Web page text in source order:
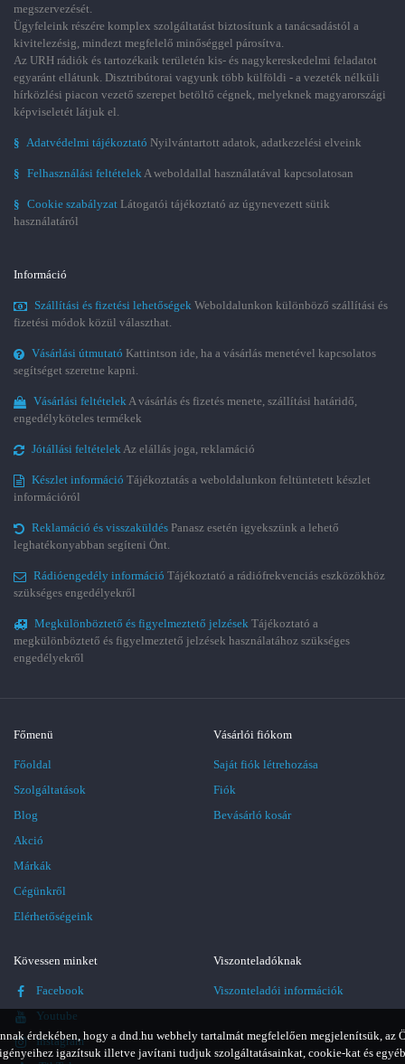
érdekében, hogy a dnd.hu webhely tartalmát megfelelően megjelenítsük, az
igényeihez igazítsuk illetve javítani tudjuk szolgáltatásainkat, cookie-kat és egyéb
megszervezését.
Ügyfeleink részére komplex szolgáltatást biztosítunk a tanácsadástól a
kivitelezésig, mindezt megfelelő minőséggel párosítva.
Az URH rádiók és tartozékaik területén kis- és nagykereskedelmi feladatot
egyaránt ellátunk. Disztribútorai vagyunk több külföldi - a vezeték nélküli
hírközlési piacon vezető szerepet betöltő cégnek, melyeknek magyarországi
képviseletét látjuk el.
§ Adatvédelmi tájékoztató Nyilvántartott adatok, adatkezelési elveink
§ Felhasználási feltételekA weboldallal használatával kapcsolatosan
§ Cookie szabályzat Látogatói tájékoztató az úgynevezett sütik
használatáról
Információ
Szállítási és fizetési lehetőségek Weboldalunkon különböző szállítási és
fizetési módok közül választhat.
Vásárlási útmutató Kattintson ide, ha a vásárlás menetével kapcsolatos
segítséget szeretne kapni.
Vásárlási feltételekA vásárlás és fizetés menete, szállítási határidő,
engedélyköteles termékek
Jótállási feltételekAz elállás joga, reklamáció
Készlet információ Tájékoztatás a weboldalunkon feltüntetett készlet
információról
Reklamáció és visszaküldés Panasz esetén igyekszünk a lehető
leghatékonyabban segíteni Önt.
Rádióengedély információ Tájékoztató a rádiófrekvenciás eszközökhöz
szükséges engedélyekről
Megkülönböztető és figyelmeztető jelzések Tájékoztató a
megkülönböztető és figyelmeztető jelzések használatához szükséges
engedélyekről
Főmenü
Főoldal
Szolgáltatások
Blog
Akció
Márkák
Cégünkről
Elérhetőségeink
Vásárlói fiókom
Saját fiók létrehozása
Fiók
Bevásárló kosár
Kövessen minket
Facebook
Youtube
Instagram
Viszonteladóknak
Viszonteladói információk